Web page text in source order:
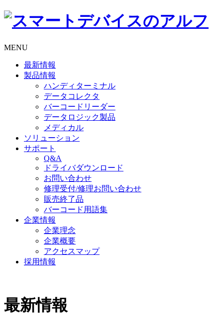
MENU
最新情報
製品情報
ハンディターミナル
データコレクタ
バーコードリーダー
データロジック製品
メディカル
ソリューション
サポート
Q&A
ドライバダウンロード
お問い合わせ
修理受付/修理お問い合わせ
販売終了品
バーコード用語集
企業情報
企業理念
企業概要
アクセスマップ
採用情報
最新情報